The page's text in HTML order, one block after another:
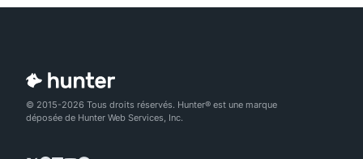
© 2015-2026 Tous droits réservés. Hunter® est une marque
déposée de Hunter Web Services, Inc.